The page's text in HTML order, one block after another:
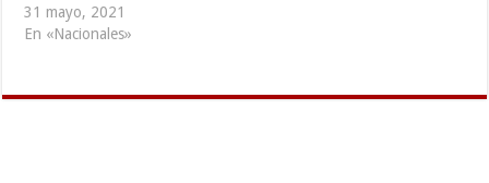
31 mayo, 2021
En «Nacionales»